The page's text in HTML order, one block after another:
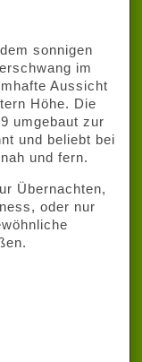
sonnigen
im
Aussicht
Höhe. Die
umgebaut zur
und beliebt bei
und fern.
Übernachten,
oder nur